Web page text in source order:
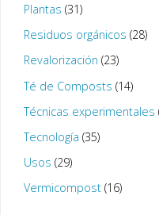
Plantas (31)
Residuos orgánicos (28)
Revalorización (23)
Té de Composts (14)
Técnicas experimentales
Tecnología (35)
Usos (29)
Vermicompost(16)